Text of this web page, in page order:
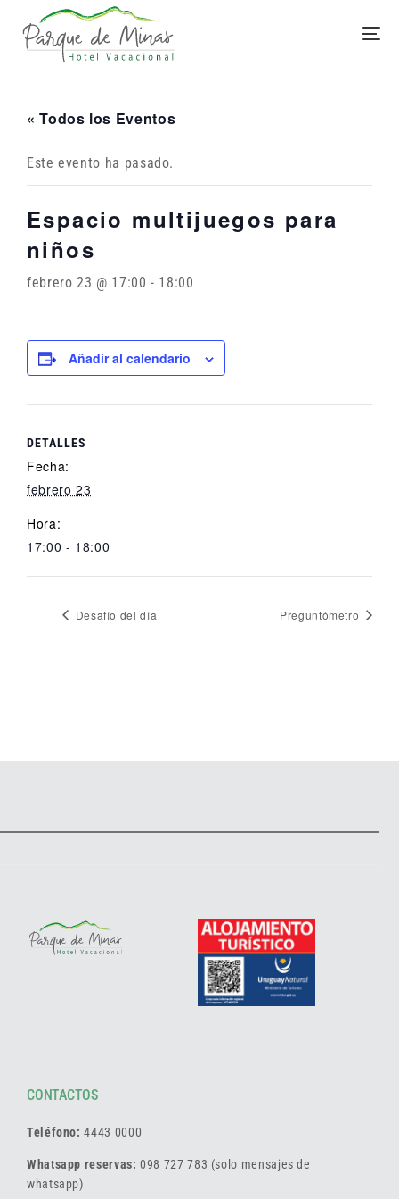
« Todos los Eventos
Este evento ha pasado.
Espacio multijuegos para
niños
febrero 23 @ 17:00 - 18:00
Añadir al calendario
DETALLES
Fecha:
febrero 23
Hora:
17:00 - 18:00
Desafío del día Preguntómetro
CONTACTOS
Teléfono: 4443 0000
Whatsapp reservas: 098 727 783 (solo mensajes de
whatsapp)